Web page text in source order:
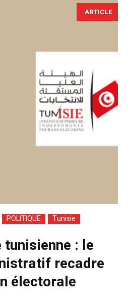
ARTICLE
POLITIQUE Tunisie
: le
recadre
électorale